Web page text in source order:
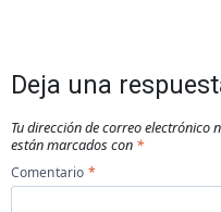
Deja una
Tu dirección de correo electrónico
están marcados con *
Comentario *